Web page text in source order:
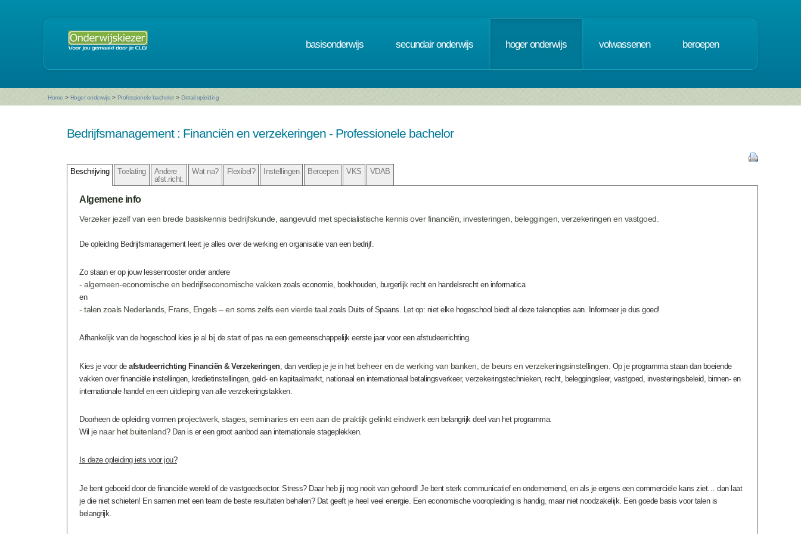
basisonderwijs secundair onderwijs hoger onderwijs volwassenen beroepen
Home > Hoger onderwijs > Professionele bachelor > Detail opleiding
Bedrijfsmanagement : Financiën en verzekeringen - Professionele bachelor
Beschrijving Toelating
Andere
afst.richt.
Wat na? Flexibel? Instellingen Beroepen VKS VDAB
Algemene info
Verzeker jezelf van een brede basiskennis bedrijfskunde, aangevuld met specialistische kennis over financiën, investeringen, beleggingen, verzekeringen en vastgoed.
De opleiding Bedrijfsmanagement leert je alles over de werking en organisatie van een bedrijf.
Zo staan er op jouw lessenrooster onder andere
- algemeen-economische en bedrijfseconomische vakken zoals economie, boekhouden, burgerlijk recht en handelsrecht en informatica
en
- talen zoals Nederlands, Frans, Engels – en soms zelfs een vierde taal zoals Duits of Spaans. Let op: niet elke hogeschool biedt al deze talenopties aan. Informeer je dus goed!
Afhankelijk van de hogeschool kies je al bij de start of pas na een gemeenschappelijk eerste jaar voor een afstudeerrichting.
Kies je voor de afstudeerrichting Financiën & Verzekeringen, dan verdiep je je in het beheer en de werking van banken, de beurs en verzekeringsinstellingen. Op je programma staan dan boeiende
vakken over financiële instellingen, kredietinstellingen, geld- en kapitaalmarkt, nationaal en internationaal betalingsverkeer, verzekeringstechnieken, recht, beleggingsleer, vastgoed, investeringsbeleid, binnen- en
internationale handel en een uitdieping van alle verzekeringstakken.
Doorheen de opleiding vormen projectwerk, stages, seminaries en een aan de praktijk gelinkt eindwerkeen belangrijk deel van het programma.
Wil je naar het buitenland? Dan is er een groot aanbod aan internationale stageplekken.
Is deze opleiding iets voor jou?
Je bent geboeid door de financiële wereld of de vastgoedsector. Stress? Daar heb jij nog nooit van gehoord! Je bent sterk communicatief en ondernemend, en als je ergens een commerciële kans ziet… dan laat
je die niet schieten! En samen met een team de beste resultaten behalen? Dat geeft je heel veel energie. Een economische vooropleiding is handig, maar niet noodzakelijk. Een goede basis voor talen is
belangrijk.